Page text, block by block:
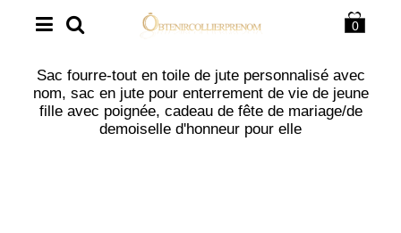
0
Sac fourre-tout en toile de jute personnalisé avec
nom, sac en jute pour enterrement de vie de jeune
fille avec poignée, cadeau de fête de mariage/de
demoiselle d'honneur pour elle